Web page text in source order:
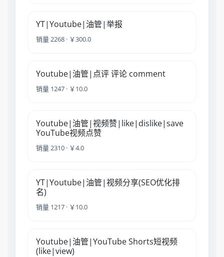
YT|Youtube|油管|举报
销量 2268 · ￥300.0
Youtube|油管|点评 评论 comment
销量 1247 · ￥10.0
Youtube|油管|视频赞|like|dislike|save
YouTube视频点赞
销量 2310 · ￥4.0
YT|Youtube|油管|视频分享(SEO优化排
名)
销量 1217 · ￥10.0
Youtube|油管|YouTube Shorts短视频
(like|view)